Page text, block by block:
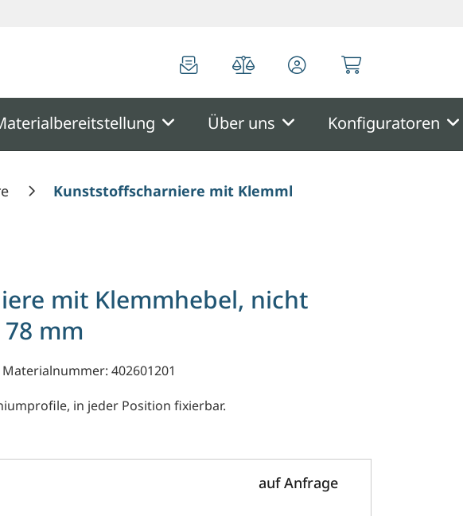
Über uns Konfiguratoren
Kunststoffscharniere mit Klemmhebel, nicht
mit Klemmhebel, nicht
mm
402601201
in jeder Position fixierbar.
auf Anfrage